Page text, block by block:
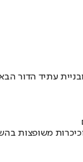
עתיד הדור